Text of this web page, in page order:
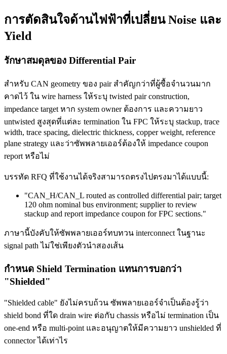
การตัดสินใจด้านไฟฟ้าที่เปลี่ยน Noise และ
Yield
รักษาสมดุลของ Differential Pair
สำหรับ CAN geometry ของ pair สำคัญกว่าที่ผู้ซื้อจำนวนมาก
คาดไว้ ใน wire harness ให้ระบุ twisted pair construction,
impedance target หาก system owner ต้องการ และความยาว
untwisted สูงสุดที่แต่ละ termination ใน FPC ให้ระบุ stackup, trace
width, trace spacing, dielectric thickness, copper weight, reference
plane strategy และว่าซัพพลายเออร์ต้องให้ impedance coupon
report หรือไม่
บรรทัด RFQ ที่ใช้งานได้จริงสามารถตรงไปตรงมาได้แบบนี้:
"CAN_H/CAN_L routed as controlled differential pair; target
120 ohm nominal bus environment; supplier to review
stackup and report impedance coupon for FPC sections."
ภาษานี้บังคับให้ซัพพลายเออร์ทบทวน interconnect ในฐานะ
signal path ไม่ใช่เพียงตัวนำสองเส้น
กำหนด Shield Termination แทนการบอกว่า
"Shielded"
"Shielded cable" ยังไม่ครบถ้วน ซัพพลายเออร์จำเป็นต้องรู้ว่า
shield bond ที่ใด drain wire ต่อกับ chassis หรือไม่ termination เป็น
one-end หรือ multi-point และอนุญาตให้มีความยาว unshielded ที่
connector ได้เท่าไร